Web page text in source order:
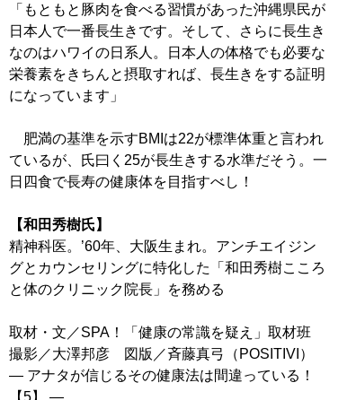
「もともと豚肉を食べる習慣があった沖縄県民が
日本人で一番長生きです。そして、さらに長生き
なのはハワイの日系人。日本人の体格でも必要な
栄養素をきちんと摂取すれば、長生きをする証明
になっています」
肥満の基準を示すBMIは22が標準体重と言われ
ているが、氏曰く25が長生きする水準だそう。一
日四食で長寿の健康体を目指すべし！
【和田秀樹氏】
精神科医。’60年、大阪生まれ。アンチエイジン
グとカウンセリングに特化した「和田秀樹こころ
と体のクリニック院長」を務める
取材・文／SPA！「健康の常識を疑え」取材班
撮影／大澤邦彦 図版／斉藤真弓（POSITIVI）
― アナタが信じるその健康法は間違っている！